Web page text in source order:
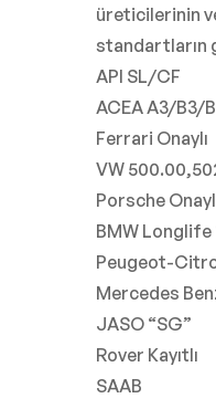
üreticilerinin
standartların
API SL/CF
ACEA A3/B3/
Ferrari Onaylı
VW
Porsche
BMW Longlife
Peugeot-
Mercedes
JASO “SG”
Rover Kayıtlı
SAAB